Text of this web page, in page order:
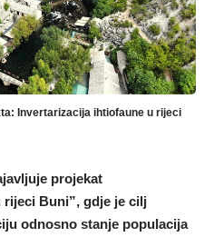
Invertarizacija ihtiofaune u rijeci
projekat
Buni”, gdje je cilj
odnosno stanje populacija